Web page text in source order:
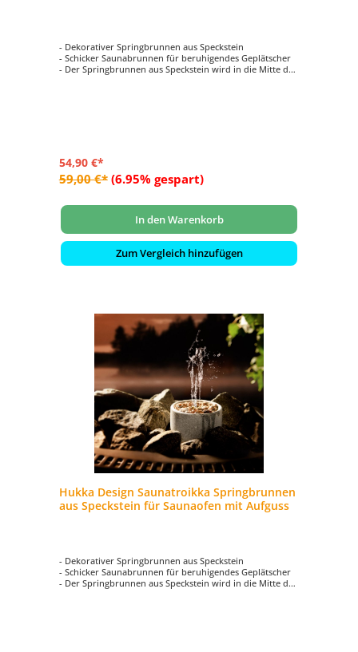
- Dekorativer Springbrunnen aus Speckstein
- Schicker Saunabrunnen für beruhigendes Geplätscher
- Der Springbrunnen aus Speckstein wird in die Mitte der
54,90 €*
59,00 €* (6.95% gespart)
In den Warenkorb
Zum Vergleich hinzufügen
Hukka Design Saunatroikka Springbrunnen
aus Speckstein für Saunaofen mit Aufguss
- Dekorativer Springbrunnen aus Speckstein
- Schicker Saunabrunnen für beruhigendes Geplätscher
- Der Springbrunnen aus Speckstein wird in die Mitte der